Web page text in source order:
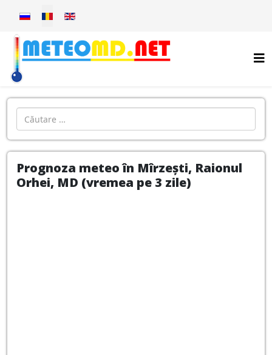
Selectați limba dvs
Introdu localitatea:
Prognoza meteo în Mîrzești, Raionul
Orhei, MD (vremea pe 3 zile)